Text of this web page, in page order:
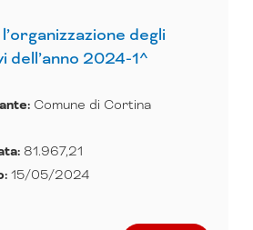
degli
dell’anno 2024-1^
81.967,21
Comune di Cortina
15/05/2024
a
g
a
a